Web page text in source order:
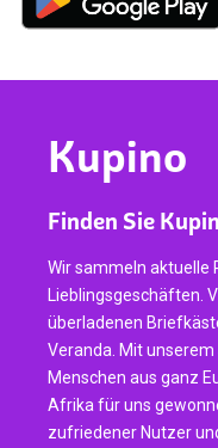
Kupino
Finden Sie
Wir sammeln aktuelle
Lieblingsgeschäften.
überladenen
Veranda. Mit
Menschen aus ganz
Afrika für uns
zufriedener Nutzer